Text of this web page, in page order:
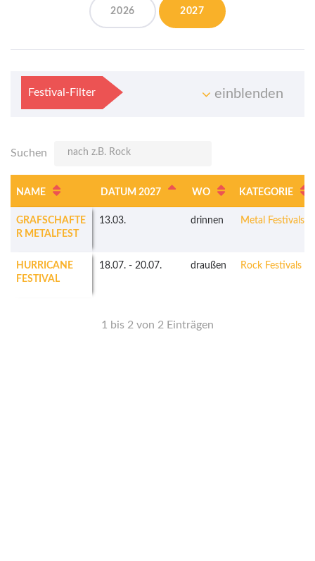
2026 2027
Festival-Filter einblenden
Suchen
NAME DATUM 2027 WO KATEGORIE
GRAFSCHAFTE
R METALFEST
13.03. drinnen Metal Festivals
HURRICANE
FESTIVAL
18.07. - 20.07. draußen Rock Festivals
1 bis 2 von 2 Einträgen